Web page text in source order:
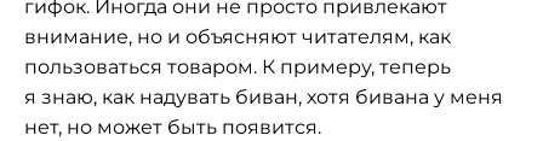
гифок. Иногда они не просто привлекают
внимание, но и объясняют читателям, как
пользоваться товаром. К примеру, теперь
я знаю, как надувать биван, хотя бивана у меня
нет, но может быть появится.